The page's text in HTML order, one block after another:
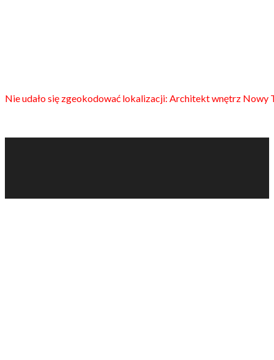
Nie udało się zgeokodować lokalizacji: Architekt wnętrz Nowy